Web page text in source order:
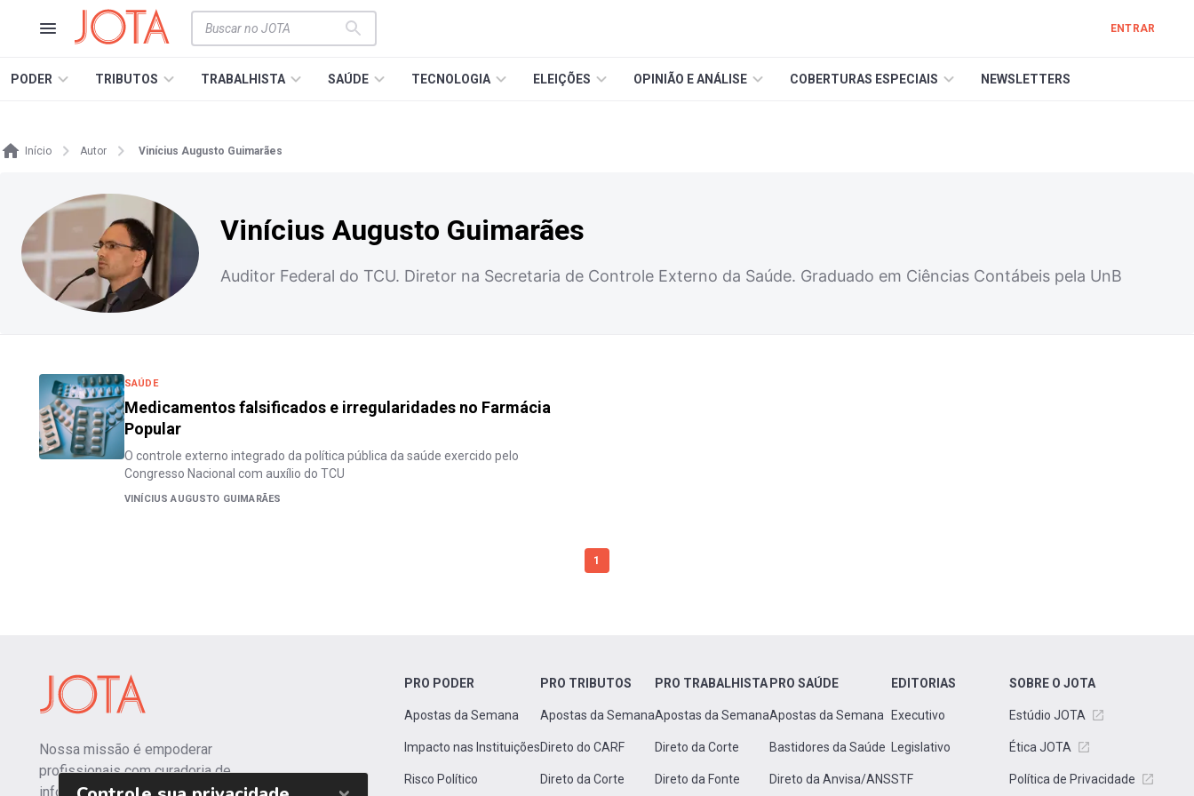
ENTRAR
PODER TRIBUTOS TRABALHISTA SAÚDE TECNOLOGIA ELEIÇÕES OPINIÃO E ANÁLISE COBERTURAS ESPECIAIS NEWSLETTERS
Início Autor Vinícius Augusto Guimarães
Vinícius Augusto Guimarães
Auditor Federal do TCU. Diretor na Secretaria de Controle Externo da Saúde. Graduado em Ciências Contábeis pela UnB
SAÚDE
Medicamentos falsificados e irregularidades no Farmácia
Popular
O controle externo integrado da política pública da saúde exercido pelo
Congresso Nacional com auxílio do TCU
VINÍCIUS AUGUSTO GUIMARÃES
1
Nossa missão é empoderar
profissionais com curadoria de
informações independentes e
PRO PODER
Apostas da Semana
Impacto nas Instituições
Risco Político
PRO TRIBUTOS
Apostas da Semana
Direto do CARF
Direto da Corte
PRO TRABALHISTA
Apostas da Semana
Direto da Corte
Direto da Fonte
PRO SAÚDE
Apostas da Semana
Bastidores da Saúde
Direto da Anvisa/ANS
EDITORIAS
Executivo
Legislativo
STF
SOBRE O JOTA
Estúdio JOTA
Ética JOTA
Política de Privacidade